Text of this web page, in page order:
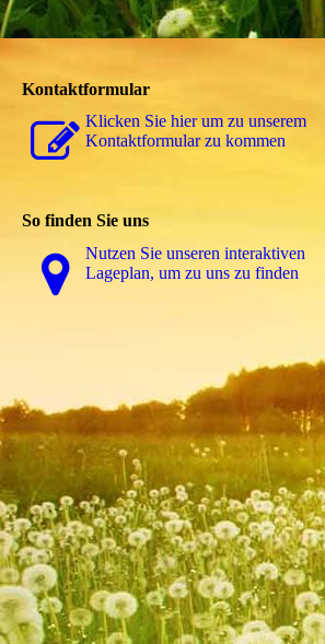
Kontaktformular
Klicken Sie hier um zu unserem
Kon­takt­for­mu­lar zu kommen
So finden Sie uns
Nutzen Sie unseren interaktiven
La­ge­plan, um zu uns zu finden